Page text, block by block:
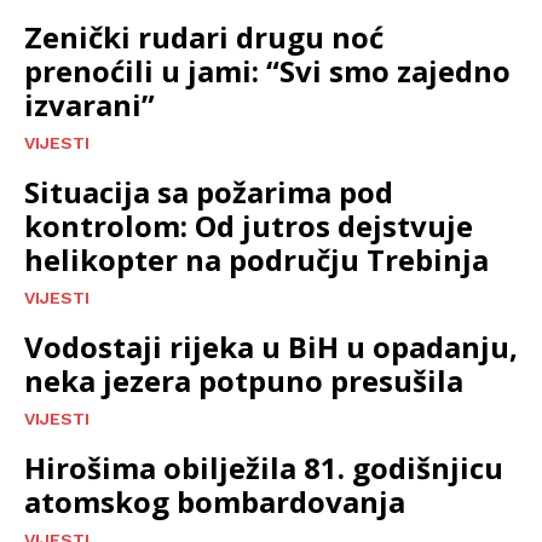
Zenički rudari drugu noć
prenoćili u jami: “Svi smo zajedno
izvarani”
VIJESTI
Situacija sa požarima pod
kontrolom: Od jutros dejstvuje
helikopter na području Trebinja
VIJESTI
Vodostaji rijeka u BiH u opadanju,
neka jezera potpuno presušila
VIJESTI
Hirošima obilježila 81. godišnjicu
atomskog bombardovanja